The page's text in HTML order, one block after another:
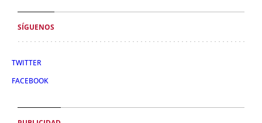
SÍGUENOS
TWITTER
FACEBOOK